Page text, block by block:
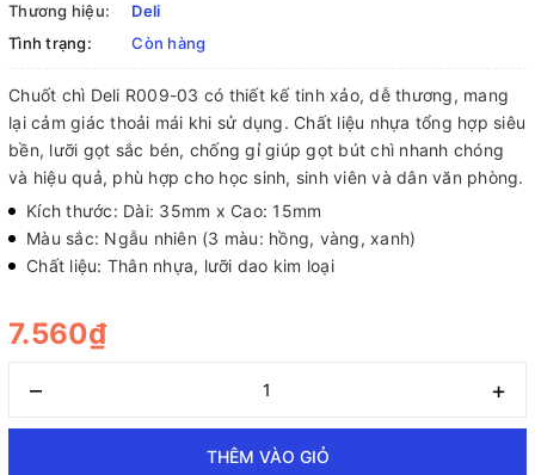
Thương hiệu:
Deli
Tình trạng:
Còn hàng
Chuốt chì Deli R009-03 có thiết kế tinh xảo, dễ thương, mang
lại cảm giác thoải mái khi sử dụng. Chất liệu nhựa tổng hợp siêu
bền, lưỡi gọt sắc bén, chống gỉ giúp gọt bút chì nhanh chóng
và hiệu quả, phù hợp cho học sinh, sinh viên và dân văn phòng.
Kích thước: Dài: 35mm x Cao: 15mm
Màu sắc: Ngẫu nhiên (3 màu: hồng, vàng, xanh)
Chất liệu: Thân nhựa, lưỡi dao kim loại
7.560₫
– +
THÊM VÀO GIỎ